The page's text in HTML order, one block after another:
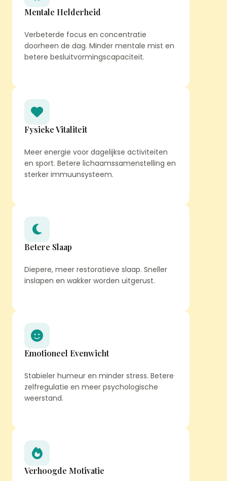
Mentale Helderheid
Verbeterde focus en concentratie
doorheen de dag. Minder mentale mist en
betere besluitvormingscapaciteit.
Fysieke Vitaliteit
Meer energie voor dagelijkse activiteiten
en sport. Betere lichaamssamenstelling en
sterker immuunsysteem.
Betere Slaap
Diepere, meer restoratieve slaap. Sneller
inslapen en wakker worden uitgerust.
Emotioneel Evenwicht
Stabieler humeur en minder stress. Betere
zelfregulatie en meer psychologische
weerstand.
Verhoogde Motivatie